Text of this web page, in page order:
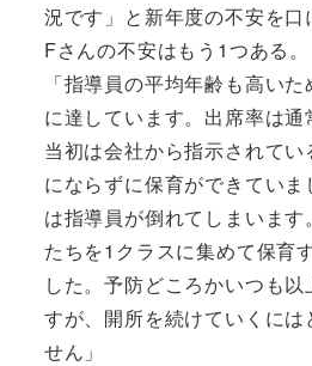
況です」と新年度の不安を口
Fさんの不安はもう1つある。
「指導員の平均年齢も高い
に達しています。出席率は通
当初は会社から指示されて
にならずに保育ができてい
は指導員が倒れてしまいま
たちを1クラスに集めて保育
した。予防どころかいつも
すが、開所を続けていくには
せん」